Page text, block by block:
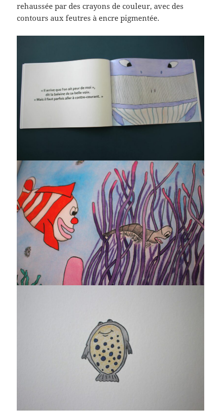
rehaussée par des crayons de couleur, avec des
contours aux feutres à encre pigmentée.